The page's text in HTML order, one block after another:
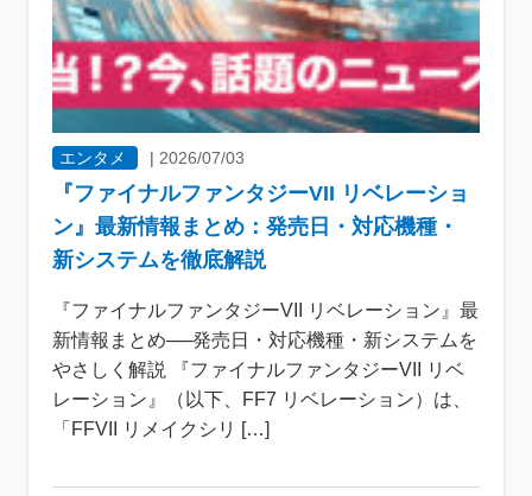
エンタメ | 2026/07/03
『ファイナルファンタジーVII リベレーショ
ン』最新情報まとめ：発売日・対応機種・
新システムを徹底解説
『ファイナルファンタジーVII リベレーション』最
新情報まとめ──発売日・対応機種・新システムを
やさしく解説 『ファイナルファンタジーVII リベ
レーション』（以下、FF7 リベレーション）は、
「FFVII リメイクシリ […]